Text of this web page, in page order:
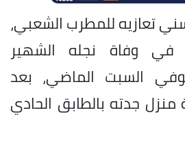
تعازيه للمطرب الشعبي،
في وفاة نجله الشهير
السبت الماضي، بعد
جدته بالطابق الحادي